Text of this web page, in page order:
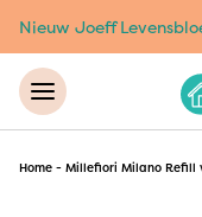
Nieuw Joeff
Home - Millefiori Milano Refill